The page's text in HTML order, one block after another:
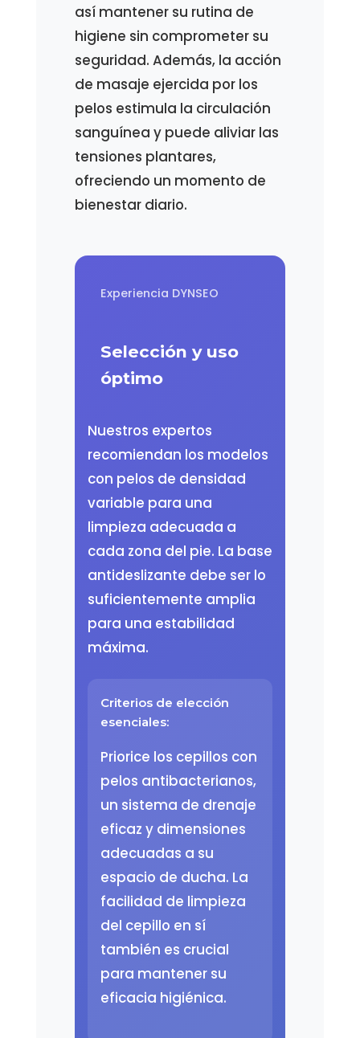
así mantener su rutina de
higiene sin comprometer su
seguridad. Además, la acción
de masaje ejercida por los
pelos estimula la circulación
sanguínea y puede aliviar las
tensiones plantares,
ofreciendo un momento de
bienestar diario.
Experiencia DYNSEO
Selección y uso
óptimo
Nuestros expertos
recomiendan los modelos
con pelos de densidad
variable para una
limpieza adecuada a
cada zona del pie. La base
antideslizante debe ser lo
suficientemente amplia
para una estabilidad
máxima.
Criterios de elección
esenciales:
Priorice los cepillos con
pelos antibacterianos,
un sistema de drenaje
eficaz y dimensiones
adecuadas a su
espacio de ducha. La
facilidad de limpieza
del cepillo en sí
también es crucial
para mantener su
eficacia higiénica.